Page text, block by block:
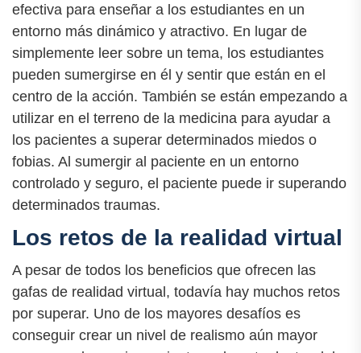
efectiva para enseñar a los estudiantes en un
entorno más dinámico y atractivo. En lugar de
simplemente leer sobre un tema, los estudiantes
pueden sumergirse en él y sentir que están en el
centro de la acción. También se están empezando a
utilizar en el terreno de la medicina para ayudar a
los pacientes a superar determinados miedos o
fobias. Al sumergir al paciente en un entorno
controlado y seguro, el paciente puede ir superando
determinados traumas.
Los retos de la realidad virtual
A pesar de todos los beneficios que ofrecen las
gafas de realidad virtual, todavía hay muchos retos
por superar. Uno de los mayores desafíos es
conseguir crear un nivel de realismo aún mayor